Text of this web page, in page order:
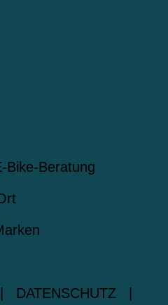
Bike-Beratung
DATENSCHUTZ